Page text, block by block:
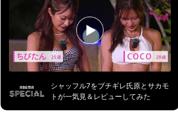
シャッフル7をブチギレ氏原とサカモ
トが一気見＆レビューしてみた